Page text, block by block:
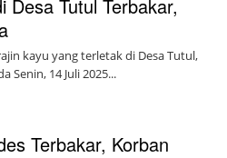
Desa Tutul Terbakar,
kayu yang terletak di Desa Tutul,
Senin, 14 Juli 2025...
Terbakar, Korban